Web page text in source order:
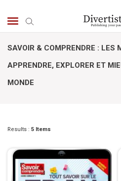
SAVOIR & COMPRENDRE : LES
APPRENDRE, EXPLORER ET
MONDE
Results : 5 Items